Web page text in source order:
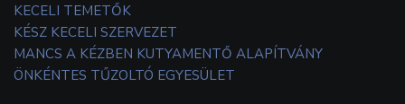
KECELI TEMETŐK
KÉSZ KECELI SZERVEZET
MANCS A KÉZBEN KUTYAMENTŐ ALAPÍTVÁNY
ÖNKÉNTES TŰZOLTÓ EGYESÜLET